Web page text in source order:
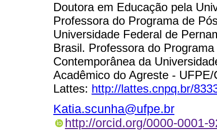
Doutora em Educação pela
Professora do Programa de
Universidade Federal de
Brasil. Professora do
Contemporânea da
Acadêmico do Agreste -
Lattes: http://lattes.cnpq.br/
Katia.scunha@ufpe.br
http://orcid.org/0000-0001-